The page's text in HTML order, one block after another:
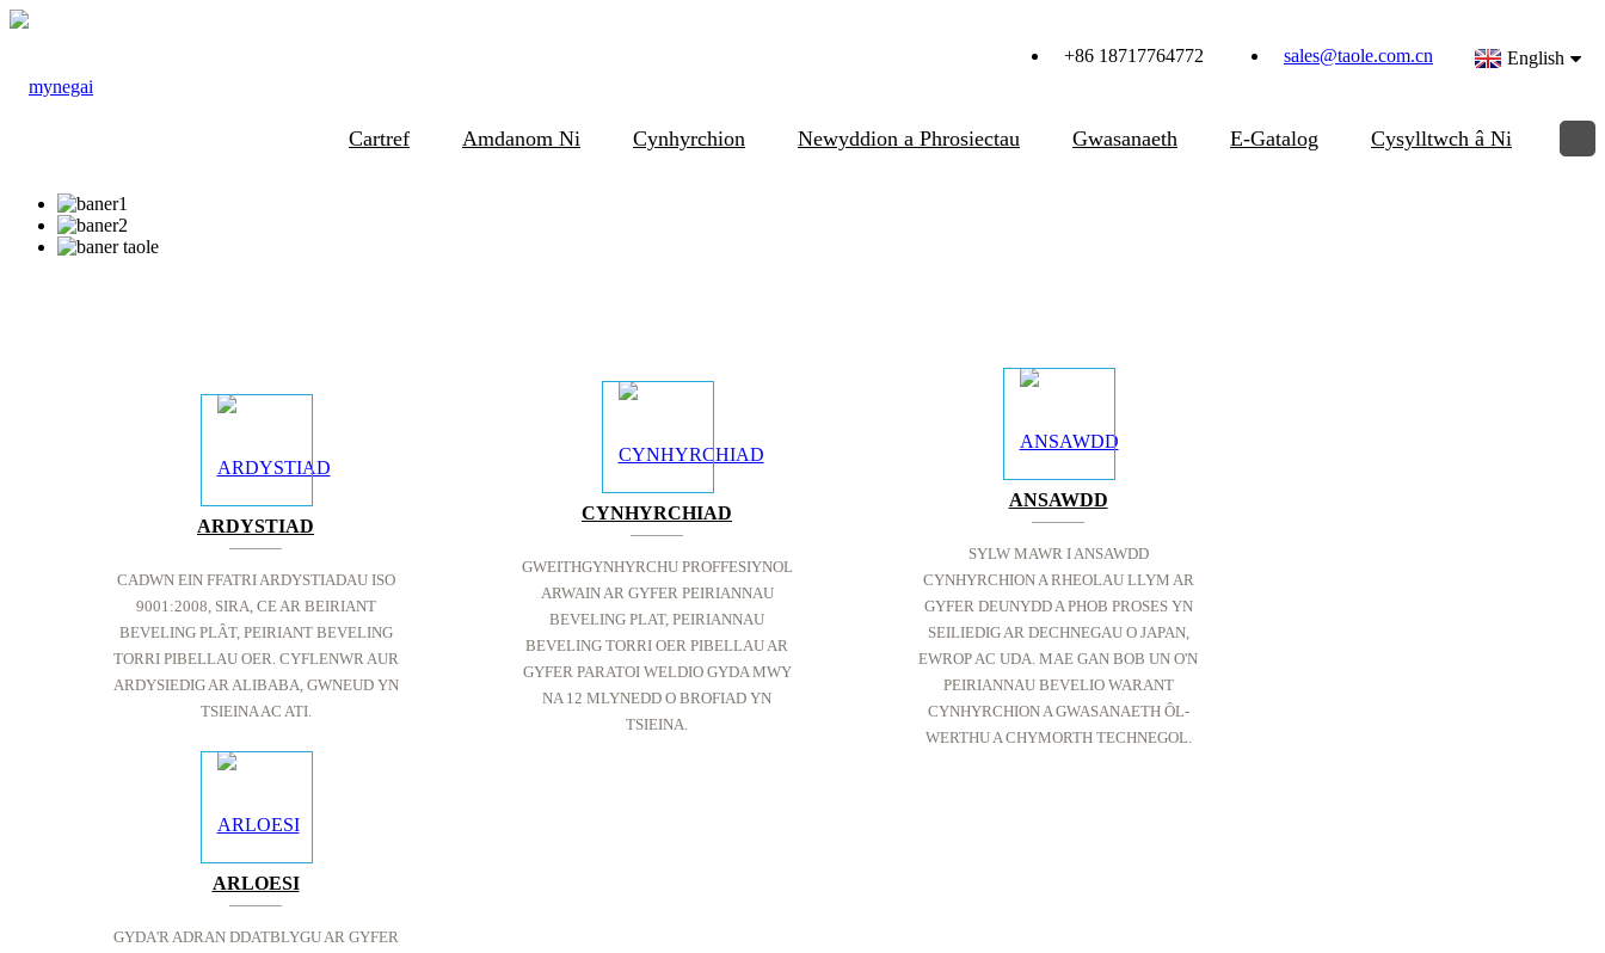
+86 18717764772 sales@taole.com.cn English
Cartref Amdanom Ni Cynhyrchion Newyddion a Phrosiectau Gwasanaeth E-Gatalog Cysylltwch â Ni
ARDYSTIAD
CADWN EIN FFATRI ARDYSTIADAU ISO
9001:2008, SIRA, CE AR BEIRIANT
BEVELING PLÂT, PEIRIANT BEVELING
TORRI PIBELLAU OER. CYFLENWR AUR
ARDYSIEDIG AR ALIBABA, GWNEUD YN
TSIEINA AC ATI.
CYNHYRCHIAD
GWEITHGYNHYRCHU PROFFESIYNOL
ARWAIN AR GYFER PEIRIANNAU
BEVELING PLAT, PEIRIANNAU
BEVELING TORRI OER PIBELLAU AR
GYFER PARATOI WELDIO GYDA MWY
NA 12 MLYNEDD O BROFIAD YN
TSIEINA.
ANSAWDD
SYLW MAWR I ANSAWDD
CYNHYRCHION A RHEOLAU LLYM AR
GYFER DEUNYDD A PHOB PROSES YN
SEILIEDIG AR DECHNEGAU O JAPAN,
EWROP AC UDA. MAE GAN BOB UN O'N
PEIRIANNAU BEVELIO WARANT
CYNHYRCHION A GWASANAETH ÔL-
WERTHU A CHYMORTH TECHNEGOL.
ARLOESI
GYDA'R ADRAN DDATBLYGU AR GYFER